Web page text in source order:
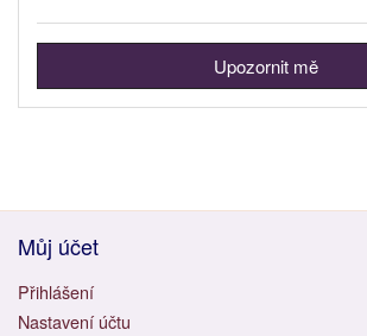
Upozornit mě
Můj účet
Přihlášení
Nastavení účtu